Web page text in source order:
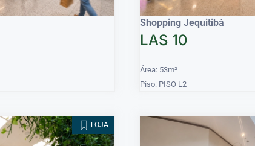
Shopping Jequitibá
LAS 10
Área: 53m²
Piso: PISO L2
LOJA